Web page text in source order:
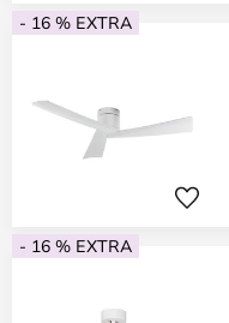
- 16 % EXTRA
- 16 % EXTRA